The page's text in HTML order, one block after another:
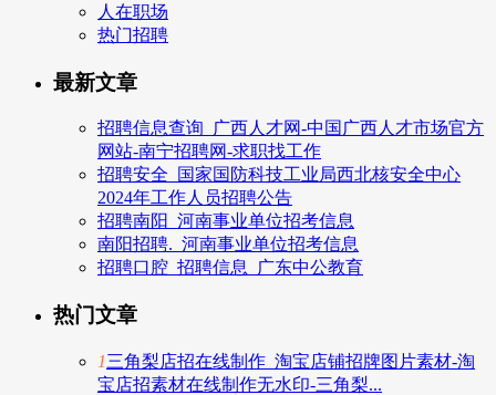
人在职场
热门招聘
最新文章
招聘信息查询_广西人才网-中国广西人才市场官方
网站-南宁招聘网-求职找工作
招聘安全_国家国防科技工业局西北核安全中心
2024年工作人员招聘公告
招聘南阳_河南事业单位招考信息
南阳招聘._河南事业单位招考信息
招聘口腔_招聘信息_广东中公教育
热门文章
1三角梨店招在线制作_淘宝店铺招牌图片素材-淘
宝店招素材在线制作无水印-三角梨...